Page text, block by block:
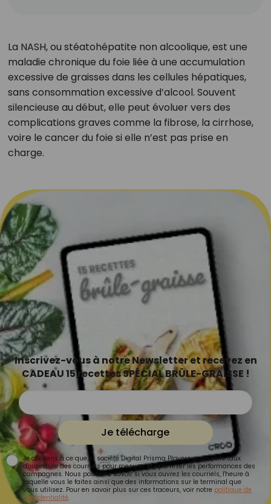
La NASH, ou stéatohépatite non alcoolique, est une
maladie chronique du foie liée à une accumulation
excessive de graisses dans les cellules hépatiques,
sans consommation excessive d’alcool. Souvent
silencieuse au début, elle peut évoluer vers des
complications graves comme la fibrose, la cirrhose,
voire le cancer du foie si elle n’est pas prise en
charge.
Inscrivez-vous à notre Newsletter et recevez en
CADEAU 15 recettes SPÉCIAL BRÛLE-GRAISSE !
Je télécharge
Je consens à ce que la société Digital Prisma Players analyse le taux
d'ouverture des courriels pour mesurer et optimiser les performances des
campagnes. Nous pourrons savoir si vous ouvrez les courriels, l'heure à
laquelle vous le faites ainsi que des informations sur le terminal que
vous utilisez. Pour en savoir plus sur ces traceurs, voir notre politique de
confidentialité.